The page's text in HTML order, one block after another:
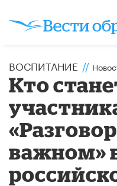
ВОСПИТАНИЕ //
Кто
важном»